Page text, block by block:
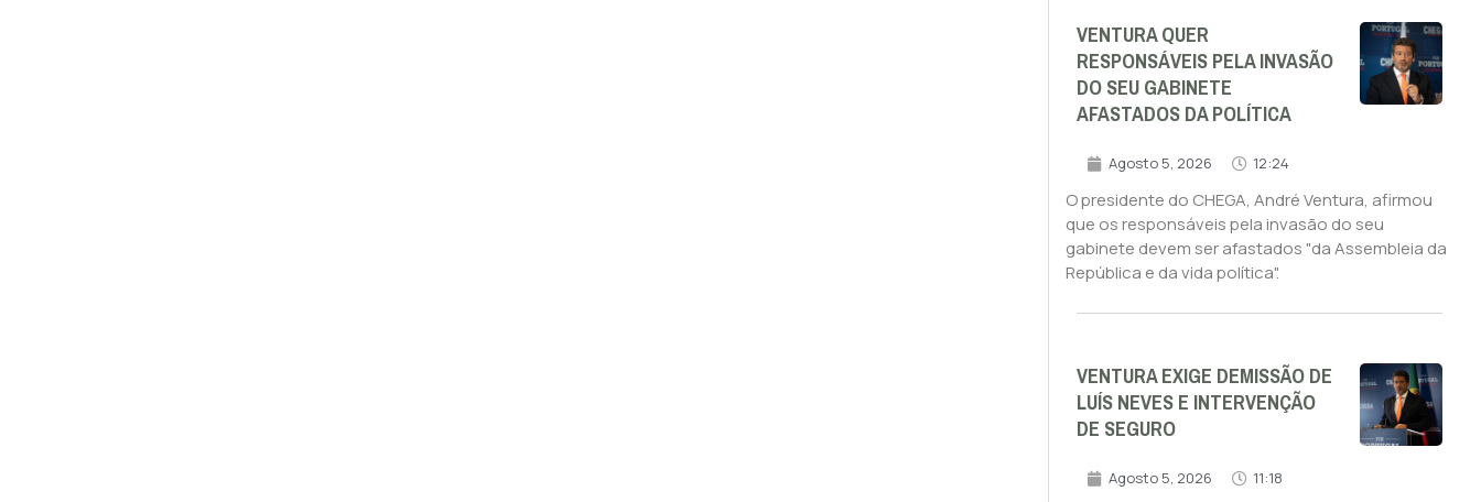
VENTURA QUER
RESPONSÁVEIS PELA INVASÃO
DO SEU GABINETE
AFASTADOS DA POLÍTICA
Agosto 5, 2026 12:24
O presidente do CHEGA, André Ventura, afirmou
que os responsáveis pela invasão do seu
gabinete devem ser afastados "da Assembleia da
República e da vida política".
VENTURA EXIGE DEMISSÃO DE
LUÍS NEVES E INTERVENÇÃO
DE SEGURO
Agosto 5, 2026 11:18